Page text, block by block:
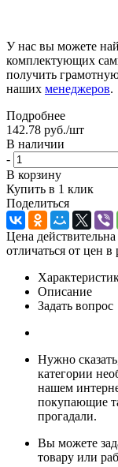
У нас вы можете
комплектующих
получить
наших менеджеров.
Подробнее
142.78 руб./шт
В наличии
-
В корзину
Купить в 1 клик
Поделиться
Цена
отличаться от цен
Описание
Задать вопрос
Нужно
категории
нашем
покупающие
прогадали.
Вы можете
товару или